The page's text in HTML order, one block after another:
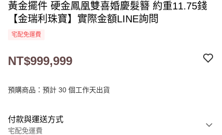
黃金擺件 硬金鳳凰雙喜婚慶髮簪 約重11.75錢
【金瑞利珠寶】實際金額LINE詢問
宅配免運費
NT$999,999
預購商品：預計 30 個工作天出貨
付款與運送方式
宅配免運費